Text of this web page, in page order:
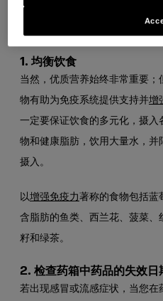
1. 均衡饮食
当然，优质营养始终非常重要
物有助为免疫系统提供支持并增
一定要保证饮食的多元化，摄
物和健康脂肪，饮用大量水，
摄入。
以增强免疫力著称的食物包括蓝
含脂肪的鱼类、西兰花、菠菜
籽和绿茶。
2. 检查药箱中药品的失效日
若出现感冒或流感症状，当您